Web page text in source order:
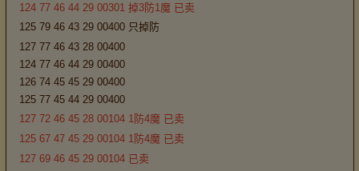
124 77 46 44 29 00301 掉3防1魔 已卖
125 79 46 43 29 00400 只掉防
127 77 46 43 28 00400
124 77 46 44 29 00400
126 74 45 45 29 00400
125 77 45 44 29 00400
127 72 46 45 28 00104 1防4魔 已卖
125 67 47 45 29 00104 1防4魔 已卖
127 69 46 45 29 00104 已卖